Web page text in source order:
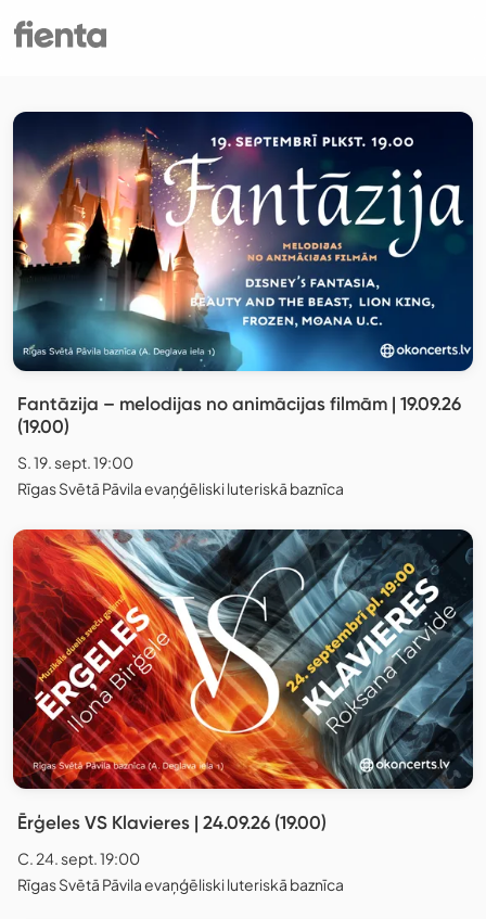
Fantāzija – melodijas no animācijas filmām | 19.09.26
(19.00)
S. 19. sept. 19:00
Rīgas Svētā Pāvila evaņģēliski luteriskā baznīca
Ērģeles VS Klavieres | 24.09.26 (19.00)
C. 24. sept. 19:00
Rīgas Svētā Pāvila evaņģēliski luteriskā baznīca